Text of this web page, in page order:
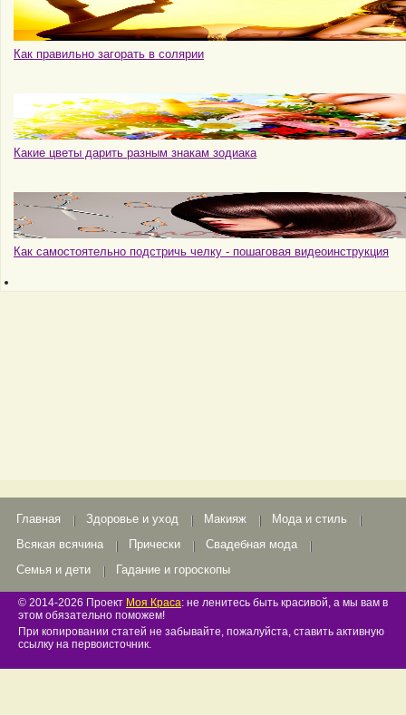
Как правильно загорать в солярии
Какие цветы дарить разным знакам зодиака
Как самостоятельно подстричь челку - пошаговая видеоинструкция
Главная Здоровье и уход Макияж
Мода и стиль
Всякая всячина
Прически
Свадебная мода
Семья и дети
Гадание и гороскопы
© 2014-2026 Проект Моя Краса: не ленитесь быть красивой, а мы вам в
этом обязательно поможем!
При копировании статей не забывайте, пожалуйста, ставить активную
ссылку на первоисточник.